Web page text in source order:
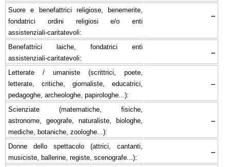
Suore e benefattrici religiose, benemerite,
fondatrici ordini religiosi e/o enti
assistenziali-caritatevoli:
--
Benefattrici laiche, fondatrici enti
assistenziali-caritatevoli:
--
Letterate / umaniste (scrittrici, poete,
letterate, critiche, giornaliste, educatrici,
pedagoghe, archeologhe, papirologhe...):
--
Scienziate (matematiche, fisiche,
astronome, geografe, naturaliste, biologhe,
mediche, botaniche, zoologhe...):
--
Donne dello spettacolo (attrici, cantanti,
musiciste, ballerine, registe, scenografe...):
--